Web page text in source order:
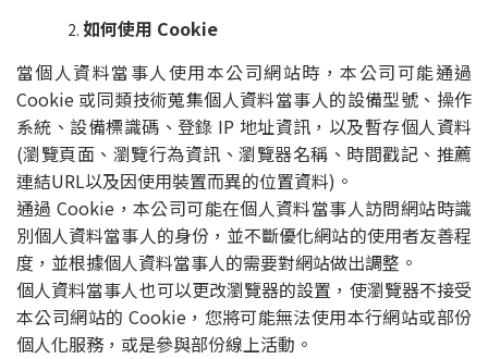
如何使用 Cookie
當個人資料當事人使用本公司網站時，本公司可能通過
Cookie 或同類技術蒐集個人資料當事人的設備型號、操作
系統、設備標識碼、登錄 IP 地址資訊，以及暫存個人資料
(瀏覽頁面、瀏覽行為資訊、瀏覽器名稱、時間戳記、推薦
連結URL以及因使用裝置而異的位置資料)。
通過 Cookie，本公司可能在個人資料當事人訪問網站時識
別個人資料當事人的身份，並不斷優化網站的使用者友善程
度，並根據個人資料當事人的需要對網站做出調整。
個人資料當事人也可以更改瀏覽器的設置，使瀏覽器不接受
本公司網站的 Cookie，您將可能無法使用本行網站或部份
個人化服務，或是參與部份線上活動。